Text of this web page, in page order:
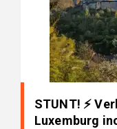
STUNT! ⚡️
Luxemburg